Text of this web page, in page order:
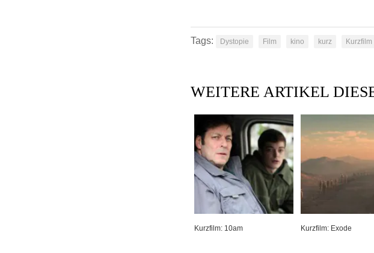
Tags: Dystopie Film kino kurz Kurzfilm
WEITERE ARTIKEL
Kurzfilm: 10am Kurzfilm: Exode